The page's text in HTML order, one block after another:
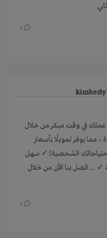
0
عملك في وقت مبكر من خلال
مما يوفر تمويلًا بأسعار
الشخصية! ✓ سهل
... اتصل بنا الآن من خلال
0